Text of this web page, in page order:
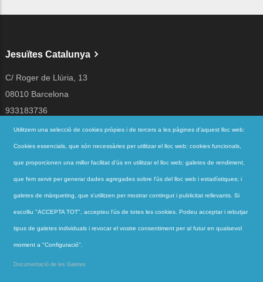
Jesuïtes Catalunya
C/ Roger de Llúria, 13
08010 Barcelona
933183736
jesuites@jesuites.net
Segueix-nos a
QUI SOM
QUÈ FEM
ACTUALITAT
Utilitzem una selecció de cookies pròpies i de tercers a les pàgines d'aquest lloc web:
Cookies essencials, que són necessàries per utilitzar el lloc web; cookies funcionals,
que proporcionen una millor facilitat d'ús en utilitzar el lloc web; galetes de rendiment,
que fem servir per generar dades agregades sobre l'ús del lloc web i estadístiques; i
galetes de màrqueting, que s'utilitzen per mostrar contingut i publicitat rellevants. Si
escolliu "ACCEPTA TOT", accepteu l'ús de totes les cookies. Podeu acceptar i rebutjar
tipus de galetes individuals i revocar el vostre consentiment per al futur en qualsevol
moment a "Configuració".
Documentació de les Galetes